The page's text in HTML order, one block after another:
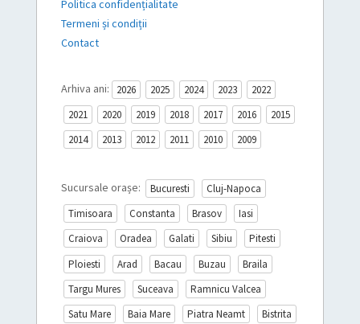
Politica confidențialitate
Termeni și condiții
Contact
Arhiva ani: 2026 2025 2024 2023
2022
2021
2020 2019 2018 2017 2016
2015
2014
2013 2012 2011 2010 2009
Sucursale orașe: Bucuresti
Cluj-Napoca
Timisoara
Constanta Brasov
Iasi
Craiova
Oradea Galati Sibiu
Pitesti
Ploiesti
Arad Bacau Buzau
Braila
Targu Mures
Suceava
Ramnicu Valcea
Satu Mare
Baia Mare Piatra Neamt Bistrita